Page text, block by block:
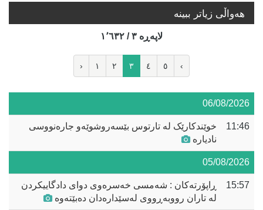
هه‌واڵی زیاتر ببینە
لاپه‌ڕه‌ ٣ / ١٬٦٣٢
‹ ١ ٢ ٣ ٤ ٥ ›
06/08/2026
11:46
خوێندکارێک لە تارتوس بێسەروشوێەو جارەنووسی
نادیارە
05/08/2026
15:57
ڕاپۆرتەکان : شەمسی خەسرەوی دوای دادگاییکردن
لە تاران رووبەڕووی لەسێدارەدان دەبێتەوە